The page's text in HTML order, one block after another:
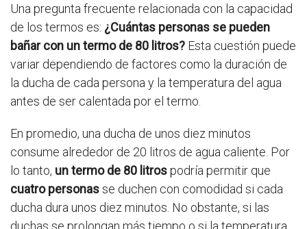
Una pregunta frecuente relacionada con la capacidad
de los termos es: ¿Cuántas personas se pueden
bañar con un termo de 80 litros? Esta cuestión puede
variar dependiendo de factores como la duración de
la ducha de cada persona y la temperatura del agua
antes de ser calentada por el termo.
En promedio, una ducha de unos diez minutos
consume alrededor de 20 litros de agua caliente. Por
lo tanto, un termo de 80 litrospodría permitir que
cuatro personasse duchen con comodidad si cada
ducha dura unos diez minutos. No obstante, si las
duchas se prolongan más tiempo o si la temperatura